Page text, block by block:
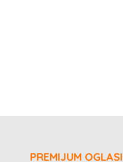
PREMIJUM OGLASI